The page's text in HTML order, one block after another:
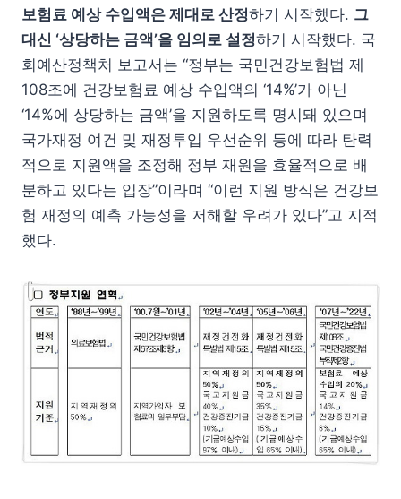
보험료 예상 수입액은 제대로 산정하기 시작했다. 그
대신 ‘상당하는 금액’을 임의로 설정하기 시작했다. 국
회예산정책처 보고서는 “정부는 국민건강보험법 제
108조에 건강보험료 예상 수입액의 ‘14%’가 아닌
‘14%에 상당하는 금액’을 지원하도록 명시돼 있으며
국가재정 여건 및 재정투입 우선순위 등에 따라 탄력
적으로 지원액을 조정해 정부 재원을 효율적으로 배
분하고 있다는 입장”이라며 “이런 지원 방식은 건강보
험 재정의 예측 가능성을 저해할 우려가 있다”고 지적
했다.